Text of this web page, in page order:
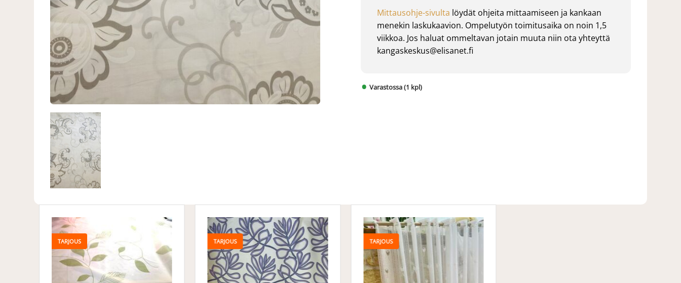
Mittausohje-sivulta löydät ohjeita mittaamiseen ja kankaan
menekin laskukaavion. Ompelutyön toimitusaika on noin 1,5
viikkoa. Jos haluat ommeltavan jotain muuta niin ota yhteyttä
kangaskeskus@elisanet.fi
Varastossa (1 kpl)
TARJOUS TARJOUS TARJOUS